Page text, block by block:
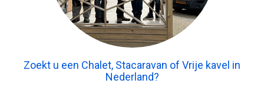
Zoekt u een Chalet, Stacaravan of Vrije kavel in
Nederland?